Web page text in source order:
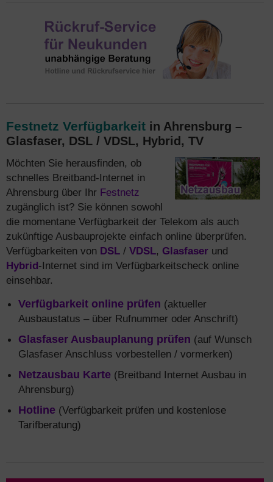
Festnetz Verfügbarkeit in Ahrensburg –
Glasfaser, DSL / VDSL, Hybrid, TV
Möchten Sie herausfinden, ob
schnelles Breitband-Internet in
Ahrensburg über Ihr Festnetz
zugänglich ist? Sie können sowohl
die momentane Verfügbarkeit der Telekom als auch
zukünftige Ausbauprojekte einfach online überprüfen.
Verfügbarkeiten von DSL / VDSL, Glasfaser und
Hybrid-Internet sind im Verfügbarkeitscheck online
einsehbar.
Verfügbarkeit online prüfen (aktueller
Ausbaustatus – über Rufnummer oder Anschrift)
Glasfaser Ausbauplanung prüfen (auf Wunsch
Glasfaser Anschluss vorbestellen / vormerken)
Netzausbau Karte (Breitband Internet Ausbau in
Ahrensburg)
Hotline (Verfügbarkeit prüfen und kostenlose
Tarifberatung)